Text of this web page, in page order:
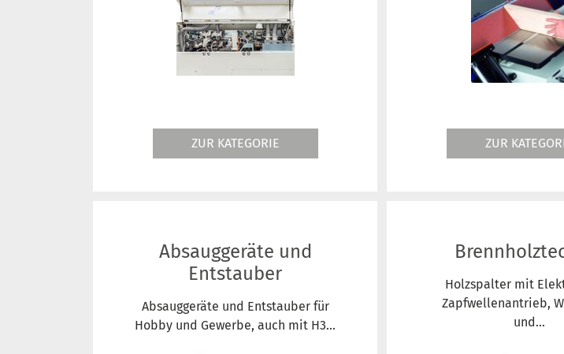
ZUR KATEGORIE ZUR
Absauggeräte und
Entstauber
Absauggeräte und Entstauber für
Hobby und Gewerbe, auch mit H3...
Holzspalter mit
Zapfwellenantrieb,
und...